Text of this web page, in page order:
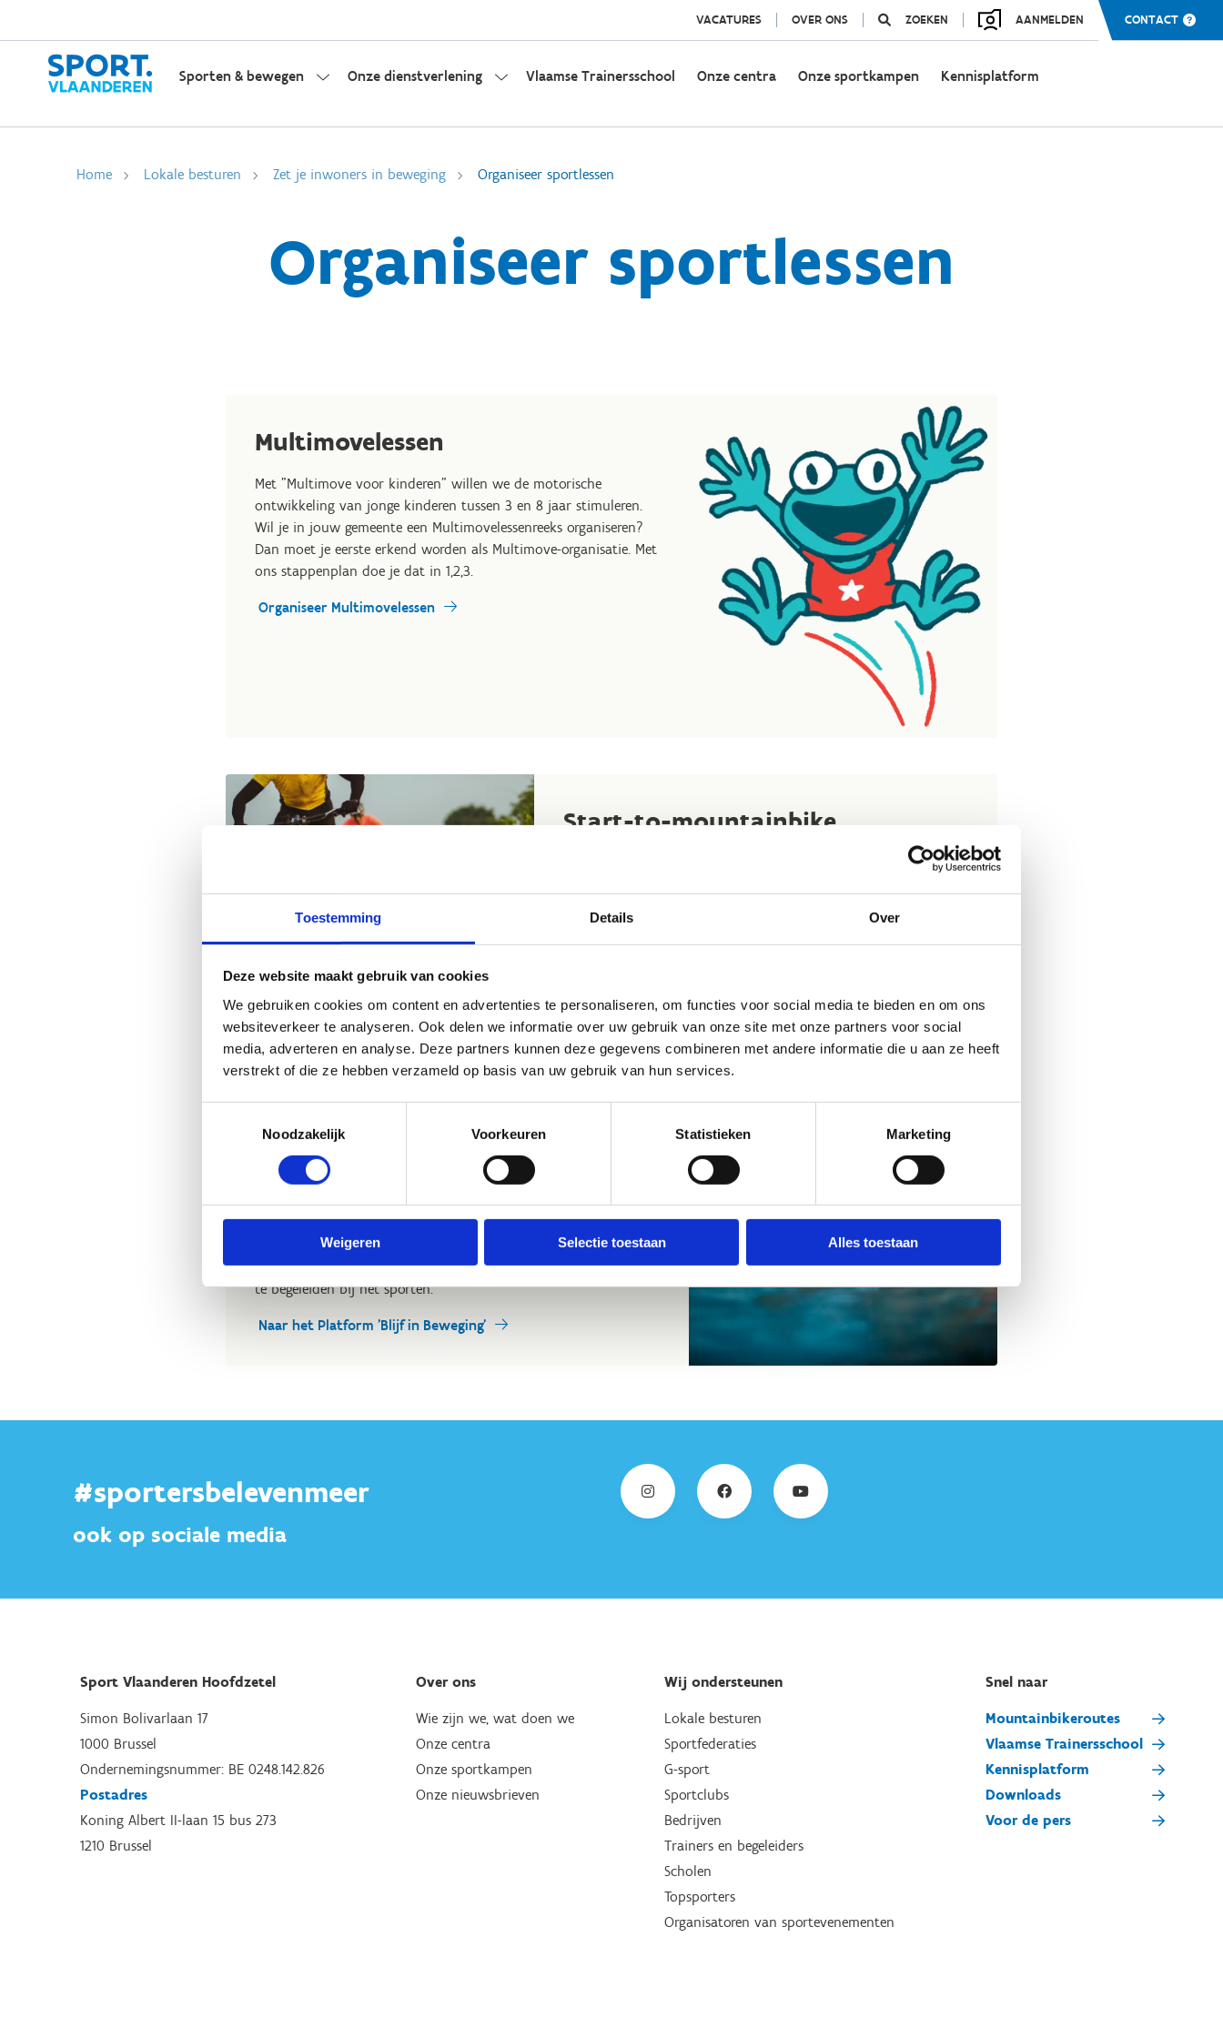
Toestemming Details Over
Deze website maakt gebruik van cookies
We gebruiken cookies om content en advertenties te personaliseren, om functies voor social media te bieden en om ons
websiteverkeer te analyseren. Ook delen we informatie over uw gebruik van onze site met onze partners voor social
media, adverteren en analyse. Deze partners kunnen deze gegevens combineren met andere informatie die u aan ze heeft
verstrekt of die ze hebben verzameld op basis van uw gebruik van hun services.
Noodzakelijk
Voorkeuren Statistieken Marketing
Weigeren Selectie toestaan Alles toestaan
VACATURES OVER ONS ZOEKEN AANMELDEN CONTACT
Sporten & bewegen Onze dienstverlening Vlaamse Trainersschool Onze centra Onze sportkampen Kennisplatform
Home Lokale besturen Zet je inwoners in beweging Organiseer sportlessen
Organiseer sportlessen
Multimovelessen
Met "Multimove voor kinderen" willen we de motorische
ontwikkeling van jonge kinderen tussen 3 en 8 jaar stimuleren.
Wil je in jouw gemeente een Multimovelessenreeks organiseren?
Dan moet je eerste erkend worden als Multimove-organisatie. Met
ons stappenplan doe je dat in 1,2,3.
Organiseer Multimovelessen
Start-to-mountainbike
Laat je inwoners kennismaken met mountainbiken en sporten in
samenwerking met
Organiseer lessen rond Actief
Ouder Worden
Wil jij plussers de juiste begeleiding geven om actief ouder te
worden en te blijven? Hier vind je meer dan 100 filmpjes met
oefeningen die je kan gebruiken tijdens je lessen, helemaal gratis.
Daarnaast geven we je ook tal van weetjes en tips die je kunnen
helpen om de niet meer zo jonge medemens op de juiste manier
te begeleiden bij het sporten.
Naar het Platform 'Blijf in Beweging'
#sportersbelevenmeer
ook op sociale media
Sport Vlaanderen Hoofdzetel
Simon Bolivarlaan 17
1000 Brussel
Ondernemingsnummer: BE 0248.142.826
Postadres
Koning Albert II-laan 15 bus 273
1210 Brussel
Over ons
Wie zijn we, wat doen we
Onze centra
Onze sportkampen
Onze nieuwsbrieven
Wij ondersteunen
Lokale besturen
Sportfederaties
G-sport
Sportclubs
Bedrijven
Trainers en begeleiders
Scholen
Topsporters
Organisatoren van sportevenementen
Snel naar
Mountainbikeroutes
Vlaamse Trainersschool
Kennisplatform
Downloads
Voor de pers